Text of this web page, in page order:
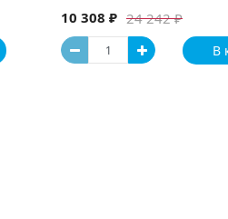
24 242 ₽
10 308 ₽
В